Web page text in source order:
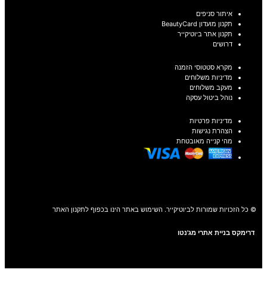
איתור סניפים
תקנון מועדון BeautyCard
תקנון אתר ביוטיקייר
דרושים
מקרא סטטוסי הזמנה
מדיניות משלוחים
מעקב משלוחים
נוהל ביטול עסקה
מדיניות פרטיות
הצהרת נגישות
מהי קנייה מאובטחת
© כל הזכויות שמורות לביוטיקייר. השימוש באתר הינו בכפוף לתקנון האתר
דרימקס בניית אתרי מג'נטו